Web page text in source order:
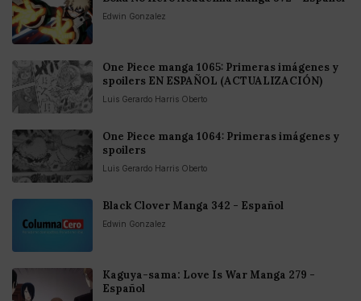
Edwin Gonzalez
One Piece manga 1065: Primeras imágenes y
spoilers EN ESPAÑOL (ACTUALIZACIÓN)
Luis Gerardo Harris Oberto
One Piece manga 1064: Primeras imágenes y
spoilers
Luis Gerardo Harris Oberto
Black Clover Manga 342 - Español
Edwin Gonzalez
Kaguya-sama: Love Is War Manga 279 -
Español